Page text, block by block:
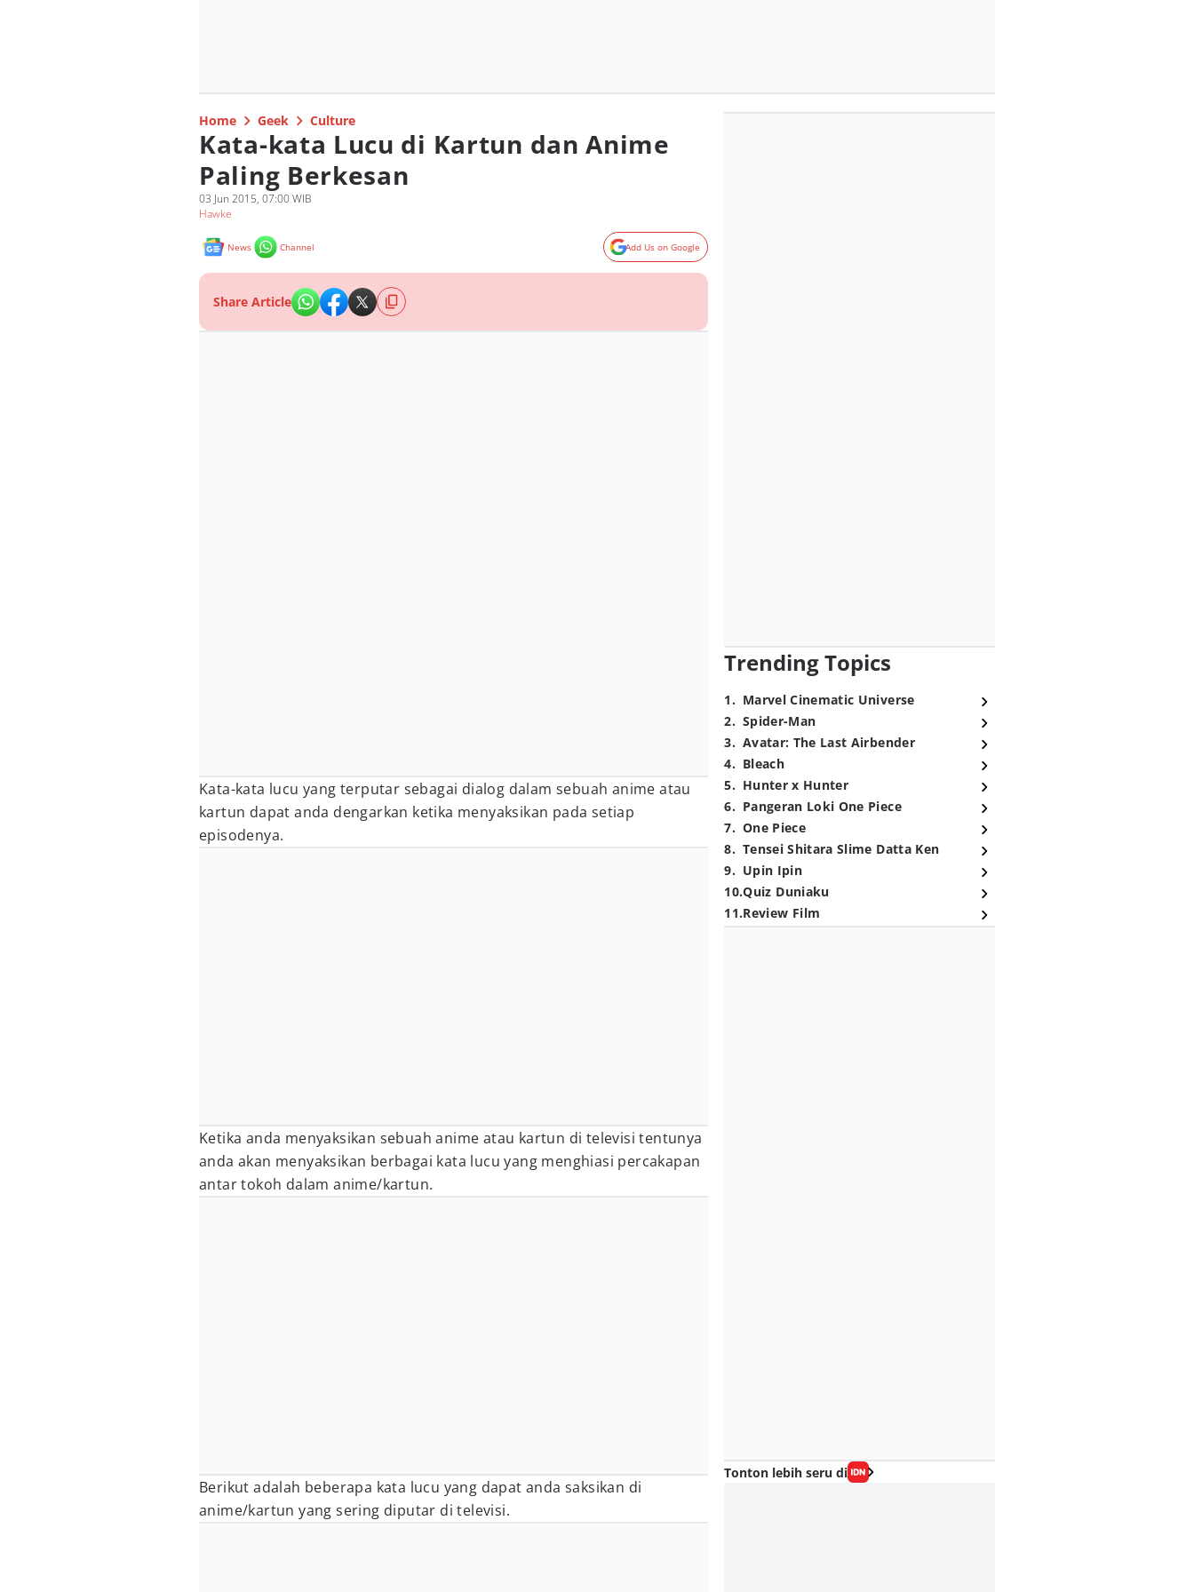
Home Geek Culture
Kata-kata Lucu di Kartun dan Anime
Paling Berkesan
03 Jun 2015, 07:00 WIB
Hawke
News Channel Add Us on Google
Share Article
Kata-kata lucu yang terputar sebagai dialog dalam sebuah anime atau
kartun dapat anda dengarkan ketika menyaksikan pada setiap
episodenya.
Ketika anda menyaksikan sebuah anime atau kartun di televisi tentunya
anda akan menyaksikan berbagai kata lucu yang menghiasi percakapan
antar tokoh dalam anime/kartun.
Berikut adalah beberapa kata lucu yang dapat anda saksikan di
anime/kartun yang sering diputar di televisi.
Trending Topics
1. Marvel Cinematic Universe
2. Spider-Man
3. Avatar: The Last Airbender
4. Bleach
5. Hunter x Hunter
6. Pangeran Loki One Piece
7. One Piece
8. Tensei Shitara Slime Datta Ken
9. Upin Ipin
10.Quiz Duniaku
11.Review Film
Tonton lebih seru di